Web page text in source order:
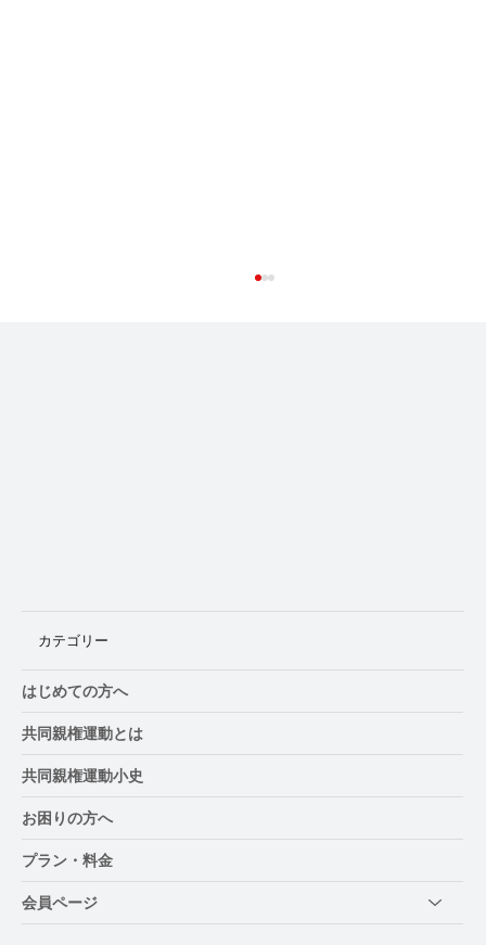
カテゴリー
はじめての方へ
共同親権運動とは
共同親権運動小史
お困りの方へ
プラン・料金
会員ページ